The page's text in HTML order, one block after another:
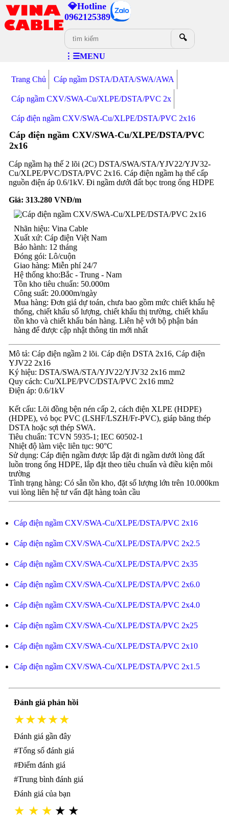
💎Hotline
0962125389
🔍
⋮☰MENU
Trang Chủ Cáp ngầm DSTA/DATA/SWA/AWA
Cáp ngầm CXV/SWA-Cu/XLPE/DSTA/PVC 2x
Cáp điện ngầm CXV/SWA-Cu/XLPE/DSTA/PVC 2x16
Cáp điện ngầm CXV/SWA-Cu/XLPE/DSTA/PVC
2x16
Cáp ngầm hạ thế 2 lõi (2C) DSTA/SWA/STA/YJV22/YJV32-
Cu/XLPE/PVC/DSTA/PVC 2x16. Cáp điện ngầm hạ thế cấp
nguồn điện áp 0.6/1kV. Đi ngầm dưới đất bọc trong ống HDPE
Giá: 313.280VNĐ/m
Nhãn hiệu: Vina Cable
Xuất xứ: Cáp điện Việt Nam
Bảo hành: 12 tháng
Đóng gói: Lô/cuộn
Giao hàng: Miễn phí 24/7
Hệ thống kho:Bắc - Trung - Nam
Tồn kho tiêu chuẩn: 50.000m
Công suất: 20.000m/ngày
Mua hàng: Đơn giá dự toán, chưa bao gồm mức chiết khấu hệ
thống, chiết khấu số lượng, chiết khấu thị trường, chiết khấu
tồn kho và chiết khấu bán hàng. Liên hệ với bộ phận bán
hàng để được cập nhật thông tin mới nhất
Mô tả: Cáp điện ngầm 2 lõi. Cáp điện DSTA 2x16, Cáp điện
YJV22 2x16
Ký hiệu: DSTA/SWA/STA/YJV22/YJV32 2x16 mm2
Quy cách: Cu/XLPE/PVC/DSTA/PVC 2x16 mm2
Điện áp: 0.6/1kV
Kết cấu: Lõi đồng bện nén cấp 2, cách điện XLPE (HDPE)
(HDPE), vỏ bọc PVC (LSHF/LSZH/Fr-PVC), giáp băng thép
DSTA hoặc sợi thép SWA.
Tiêu chuẩn: TCVN 5935-1; IEC 60502-1
Nhiệt độ làm việc liên tục: 90°C
Sử dụng: Cáp điện ngầm được lắp đặt đi ngầm dưới lòng đất
luồn trong ống HDPE, lắp đặt theo tiêu chuẩn và điều kiện môi
trường
Tình trạng hàng: Có sẵn tồn kho, đặt số lượng lớn trên 10.000km
vui lòng liên hệ tư vấn đặt hàng toàn cầu
Cáp điện ngầm CXV/SWA-Cu/XLPE/DSTA/PVC 2x16
Cáp điện ngầm CXV/SWA-Cu/XLPE/DSTA/PVC 2x2.5
Cáp điện ngầm CXV/SWA-Cu/XLPE/DSTA/PVC 2x35
Cáp điện ngầm CXV/SWA-Cu/XLPE/DSTA/PVC 2x6.0
Cáp điện ngầm CXV/SWA-Cu/XLPE/DSTA/PVC 2x4.0
Cáp điện ngầm CXV/SWA-Cu/XLPE/DSTA/PVC 2x25
Cáp điện ngầm CXV/SWA-Cu/XLPE/DSTA/PVC 2x10
Cáp điện ngầm CXV/SWA-Cu/XLPE/DSTA/PVC 2x1.5
Đánh giá phản hồi
★★★★★
Đánh giá gần đây
#Tổng số đánh giá
#Điểm đánh giá
#Trung bình đánh giá
Đánh giá của bạn
★ ★ ★ ★ ★